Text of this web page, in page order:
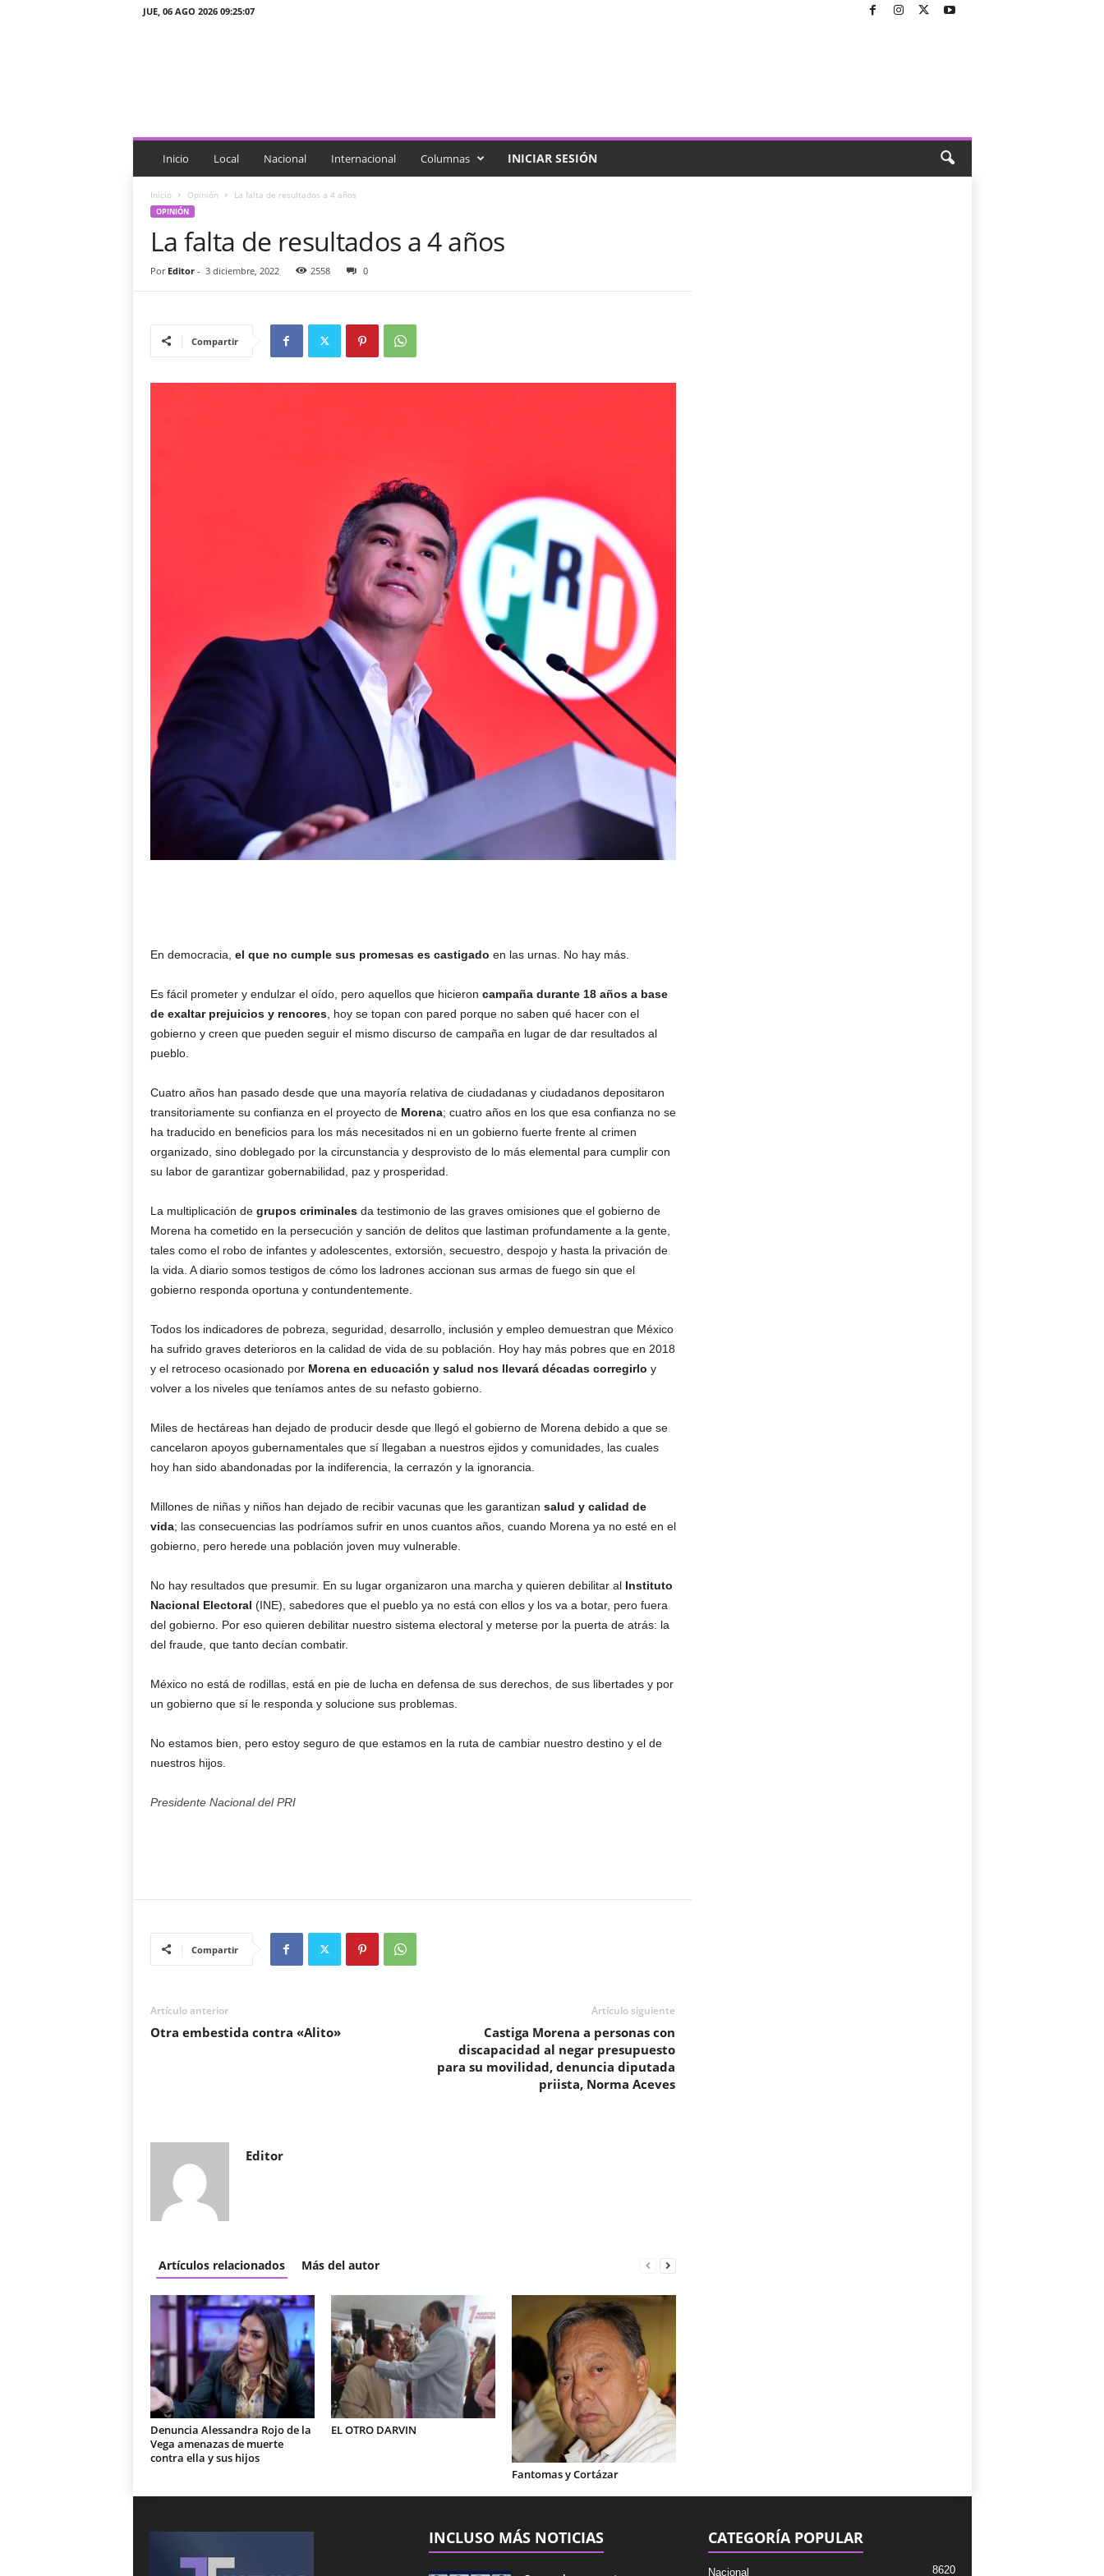
JUE, 06 AGO 2026 09:25:07
c
a
Inicio Local Nacional Internacional Columnas INICIAR SESIÓN
Inicio Opinión La falta de resultados a 4 años
OPINIÓN
La falta de resultados a 4 años
Por Editor- 3 diciembre, 2022 2558 0
Compartir
En democracia, el que no cumple sus promesas es castigado en las urnas. No hay más.
Es fácil prometer y endulzar el oído, pero aquellos que hicieron campaña durante 18 años a base
de exaltar prejuicios y rencores, hoy se topan con pared porque no saben qué hacer con el
gobierno y creen que pueden seguir el mismo discurso de campaña en lugar de dar resultados al
pueblo.
Cuatro años han pasado desde que una mayoría relativa de ciudadanas y ciudadanos depositaron
transitoriamente su confianza en el proyecto de Morena; cuatro años en los que esa confianza no se
ha traducido en beneficios para los más necesitados ni en un gobierno fuerte frente al crimen
organizado, sino doblegado por la circunstancia y desprovisto de lo más elemental para cumplir con
su labor de garantizar gobernabilidad, paz y prosperidad.
La multiplicación de grupos criminalesda testimonio de las graves omisiones que el gobierno de
Morena ha cometido en la persecución y sanción de delitos que lastiman profundamente a la gente,
tales como el robo de infantes y adolescentes, extorsión, secuestro, despojo y hasta la privación de
la vida. A diario somos testigos de cómo los ladrones accionan sus armas de fuego sin que el
gobierno responda oportuna y contundentemente.
Todos los indicadores de pobreza, seguridad, desarrollo, inclusión y empleo demuestran que México
ha sufrido graves deterioros en la calidad de vida de su población. Hoy hay más pobres que en 2018
y el retroceso ocasionado porMorena en educación y salud nos llevará décadas corregirlo y
volver a los niveles que teníamos antes de su nefasto gobierno.
Miles de hectáreas han dejado de producir desde que llegó el gobierno de Morena debido a que se
cancelaron apoyos gubernamentales que sí llegaban a nuestros ejidos y comunidades, las cuales
hoy han sido abandonadas por la indiferencia, la cerrazón y la ignorancia.
Millones de niñas y niños han dejado de recibir vacunas que les garantizan salud y calidad de
vida; las consecuencias las podríamos sufrir en unos cuantos años, cuando Morena ya no esté en el
gobierno, pero herede una población joven muy vulnerable.
No hay resultados que presumir. En su lugar organizaron una marcha y quieren debilitar al Instituto
Nacional Electoral (INE), sabedores que el pueblo ya no está con ellos y los va a botar, pero fuera
del gobierno. Por eso quieren debilitar nuestro sistema electoral y meterse por la puerta de atrás: la
del fraude, que tanto decían combatir.
México no está de rodillas, está en pie de lucha en defensa de sus derechos, de sus libertades y por
un gobierno que sí le responda y solucione sus problemas.
No estamos bien, pero estoy seguro de que estamos en la ruta de cambiar nuestro destino y el de
nuestros hijos.
Presidente Nacional del PRI
Compartir
Artículo anterior
Otra embestida contra «Alito»
Artículo siguiente
Castiga Morena a personas con
discapacidad al negar presupuesto
para su movilidad, denuncia diputada
priista, Norma Aceves
Editor
Artículos relacionados Más del autor
Denuncia Alessandra Rojo de la
Vega amenazas de muerte
contra ella y sus hijos
EL OTRO DARVIN
Fantomas y Cortázar
INCLUSO MÁS NOTICIAS CATEGORÍA POPULAR
Nacional 8620